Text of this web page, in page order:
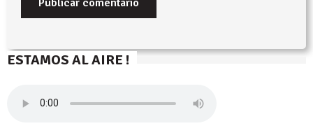
ESTAMOS AL AIRE !